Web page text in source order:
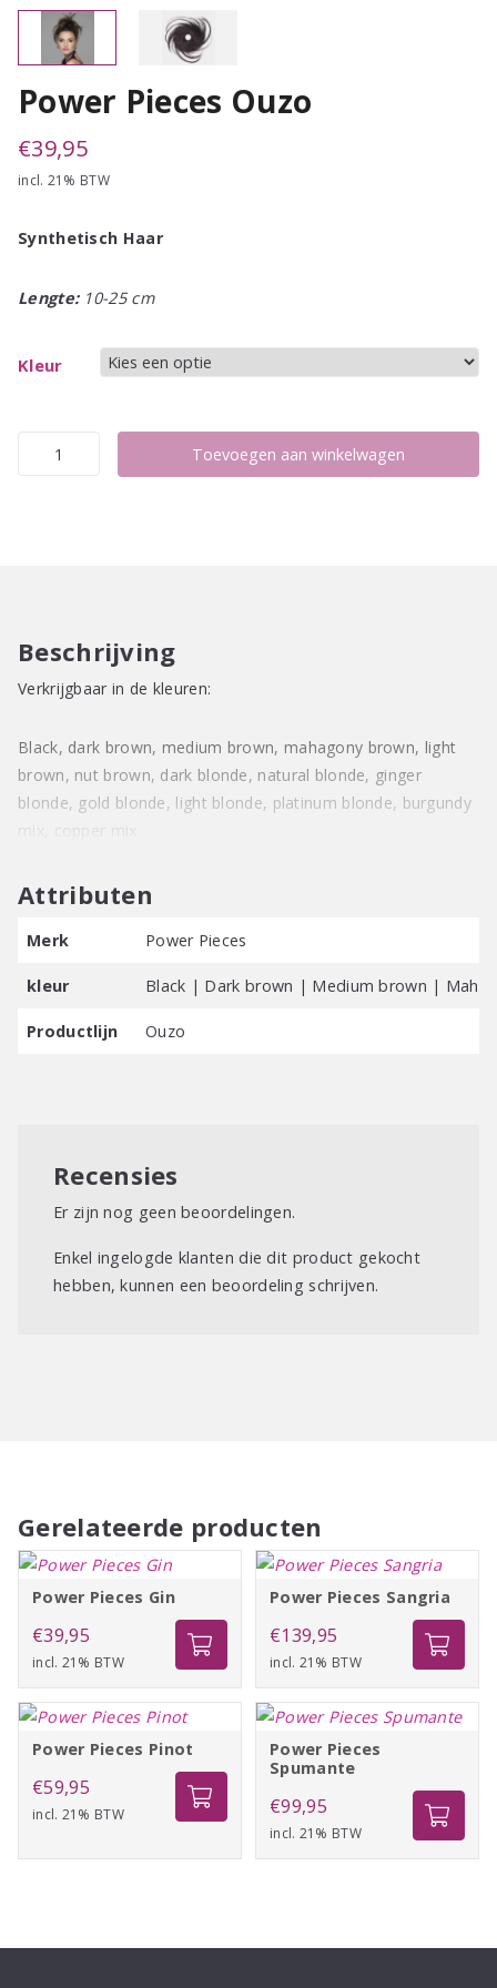
Power Pieces Ouzo
€39,95
incl. 21% BTW
Synthetisch Haar
Lengte:10-25 cm
Kleur
Power
Toevoegen aan winkelwagen
Beschrijving
Verkrijgbaar in de kleuren:
Black, dark brown, medium brown, mahagony brown, light
brown, nut brown, dark blonde, natural blonde, ginger
blonde, gold blonde, light blonde, platinum blonde, burgundy
Attributen
Merk Power Pieces
kleur Black | Dark brown | Medium brown |
Productlijn Ouzo
Recensies
Er zijn nog geen beoordelingen.
Enkel ingelogde klanten die dit product gekocht
hebben, kunnen een beoordeling schrijven.
Gerelateerde producten
Power Pieces Gin
€39,95
incl. 21% BTW
Power Pieces Sangria
€139,95
incl. 21% BTW
Power Pieces Pinot
€59,95
incl. 21% BTW
Power Pieces
Spumante
€99,95
incl. 21% BTW